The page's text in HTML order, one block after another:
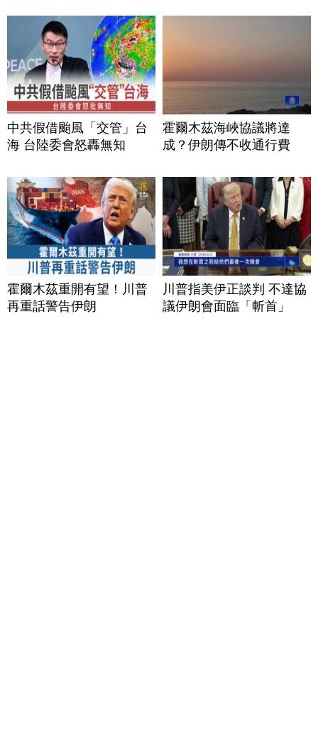
中共假借颱風「交管」台
海 台陸委會怒轟無知
霍爾木茲海峽協議將達
成？伊朗傳不收通行費
霍爾木茲重開有望！川普
再重話警告伊朗
川普指美伊正談判 不達協
議伊朗會面臨「斬首」